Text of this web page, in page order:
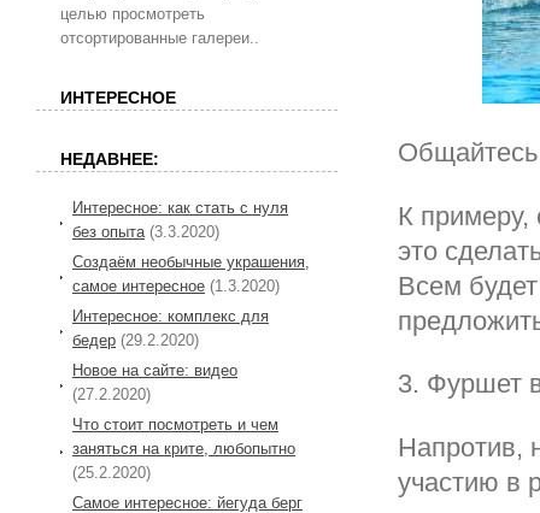
Общайтесь
К примеру,
это
Всем
3. Фуршет
Напротив,
участию в
целью просмотреть
отсортированные галереи..
ИНТЕРЕСНОЕ
НЕДАВНЕЕ:
Интересное: как стать с нуля
без опыта (3.3.2020)
Создаём необычные украшения,
самое интересное (1.3.2020)
Интересное: комплекс для
бедер (29.2.2020)
Новое на сайте: видео
(27.2.2020)
Что стоит посмотреть и чем
заняться на крите, любопытно
(25.2.2020)
Самое интересное: йегуда берг